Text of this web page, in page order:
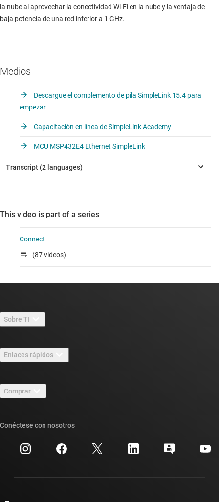
la nube al aprovechar la conectividad Wi-Fi en la nube y la ventaja de
baja potencia de una red inferior a 1 GHz.
Medios
Descargue el complemento de pila SimpleLink 15.4 para
empezar
Capacitación en línea de SimpleLink Academy
MCU MSP432E4 Ethernet SimpleLink
This video is part of a series
Connect
(87 videos)
Sobre TI
Carreras laborales
Sala de redacción
Eventos
Relaciones con los inversionistas
Enlaces rápidos
Foros de soporte de diseño de TI E2E™
Búsqueda de referencias cruzadas
Centro de atención al cliente
Comprar
Preguntas frecuentes sobre pedidos
Conéctese con nosotros